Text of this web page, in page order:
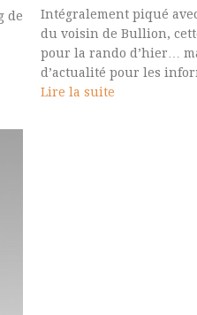
de
Intégralement piqué
du voisin de Bullion,
pour la rando d’hier…
d’actualité pour les
Lire la suite